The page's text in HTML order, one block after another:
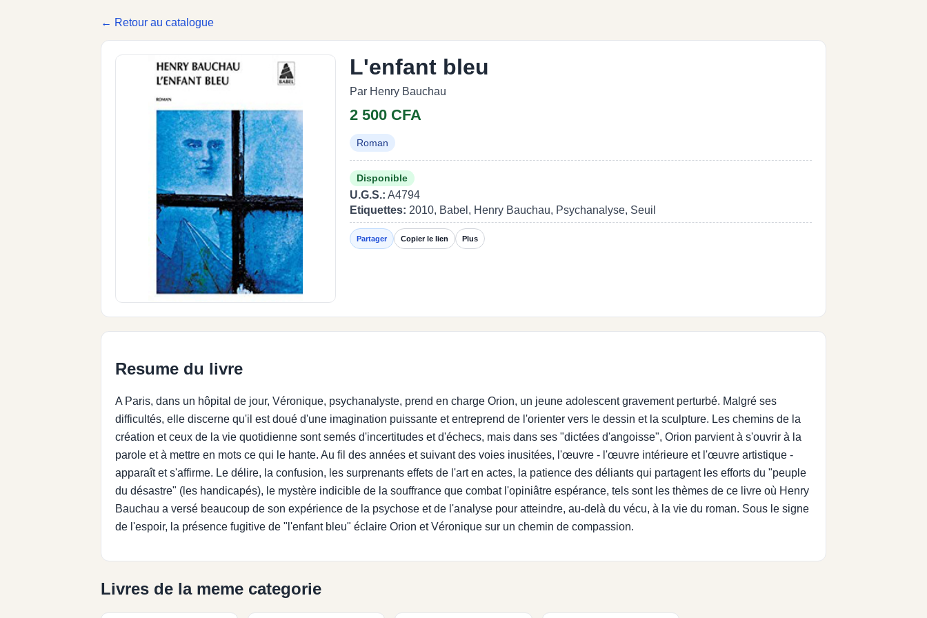
← Retour au catalogue
L'enfant bleu
Par Henry Bauchau
2 500 CFA
Roman
Disponible
U.G.S.: A4794
Etiquettes: 2010, Babel, Henry Bauchau, Psychanalyse, Seuil
Partager Copier le lien Plus
Resume du livre
A Paris, dans un hôpital de jour, Véronique, psychanalyste, prend en charge Orion, un jeune adolescent gravement perturbé. Malgré ses
difficultés, elle discerne qu'il est doué d'une imagination puissante et entreprend de l'orienter vers le dessin et la sculpture. Les chemins de la
création et ceux de la vie quotidienne sont semés d'incertitudes et d'échecs, mais dans ses "dictées d'angoisse", Orion parvient à s'ouvrir à la
parole et à mettre en mots ce qui le hante. Au fil des années et suivant des voies inusitées, l'œuvre - l'œuvre intérieure et l'œuvre artistique -
apparaît et s'affirme. Le délire, la confusion, les surprenants effets de l'art en actes, la patience des déliants qui partagent les efforts du "peuple
du désastre" (les handicapés), le mystère indicible de la souffrance que combat l'opiniâtre espérance, tels sont les thèmes de ce livre où Henry
Bauchau a versé beaucoup de son expérience de la psychose et de l'analyse pour atteindre, au-delà du vécu, à la vie du roman. Sous le signe
de l'espoir, la présence fugitive de "l'enfant bleu" éclaire Orion et Véronique sur un chemin de compassion.
Livres de la meme categorie